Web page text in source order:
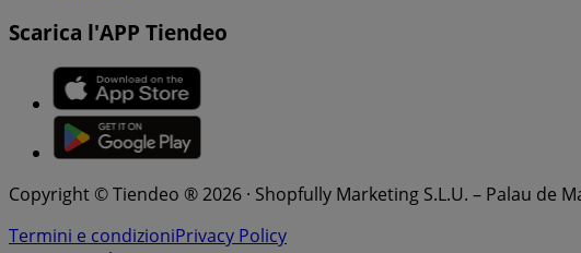
Scarica l'APP Tiendeo
Copyright © Tiendeo ® 2026 · Shopfully Marketing S.L.U. – Palau de
Termini e condizioniPrivacy Policy